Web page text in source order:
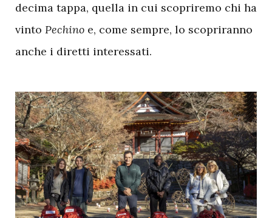
decima tappa, quella in cui scopriremo chi ha
vinto Pechino e, come sempre, lo scopriranno
anche i diretti interessati.